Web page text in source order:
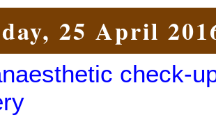
25 April
check-